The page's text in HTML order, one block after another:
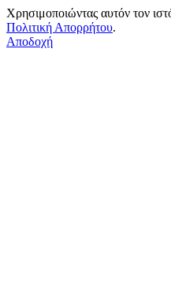
Χρησιμοποιώντας αυτόν τον
Πολιτική Απορρήτου.
Αποδοχή